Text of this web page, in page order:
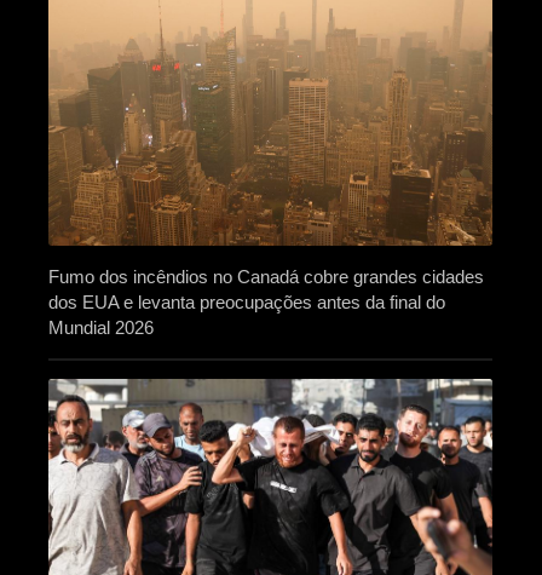
Fumo dos incêndios no Canadá cobre grandes cidades
dos EUA e levanta preocupações antes da final do
Mundial 2026